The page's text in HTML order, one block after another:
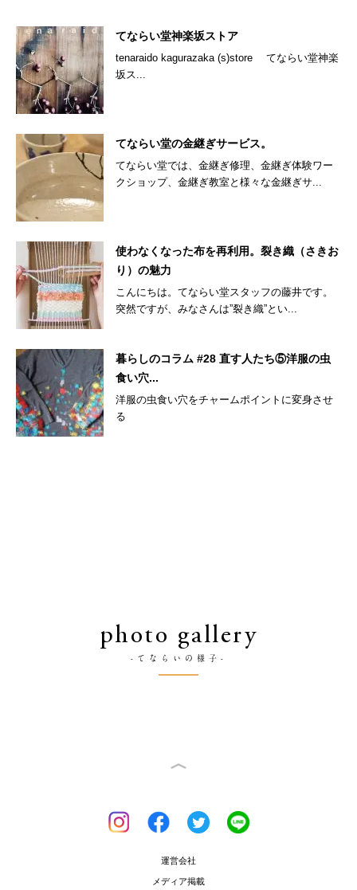
てならい堂神楽坂ストア
tenaraido kagurazaka (s)store てならい堂神楽
坂ス...
てならい堂の金継ぎサービス。
てならい堂では、金継ぎ修理、金継ぎ体験ワー
クショップ、金継ぎ教室と様々な金継ぎサ...
使わなくなった布を再利用。裂き織（さきお
り）の魅力
こんにちは。てならい堂スタッフの藤井です。
突然ですが、みなさんは”裂き織”とい...
暮らしのコラム #28 直す人たち⑤洋服の虫
食い穴...
洋服の虫食い穴をチャームポイントに変身させ
る
photo gallery
-てならいの様子-
運営会社
メディア掲載